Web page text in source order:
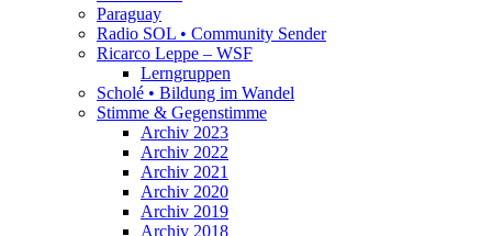
Paraguay
Radio SOL • Community Sender
Ricarco Leppe – WSF
Lerngruppen
Scholé • Bildung im Wandel
Stimme & Gegenstimme
Archiv 2023
Archiv 2022
Archiv 2021
Archiv 2020
Archiv 2019
Archiv 2018